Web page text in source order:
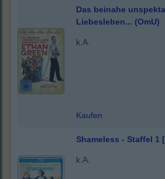
Das beinahe
Liebesleben... (OmU)
k.A.
Kaufen
Shameless - Staffel 1
k.A.